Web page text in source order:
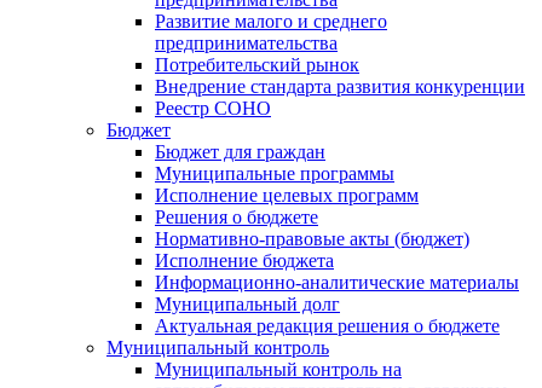
Развитие малого и среднего
предпринимательства
Потребительский рынок
Внедрение стандарта развития конкуренции
Реестр СОНО
Бюджет
Бюджет для граждан
Муниципальные программы
Исполнение целевых программ
Решения о бюджете
Нормативно-правовые акты (бюджет)
Исполнение бюджета
Информационно-аналитические материалы
Муниципальный долг
Актуальная редакция решения о бюджете
Муниципальный контроль
Муниципальный контроль на